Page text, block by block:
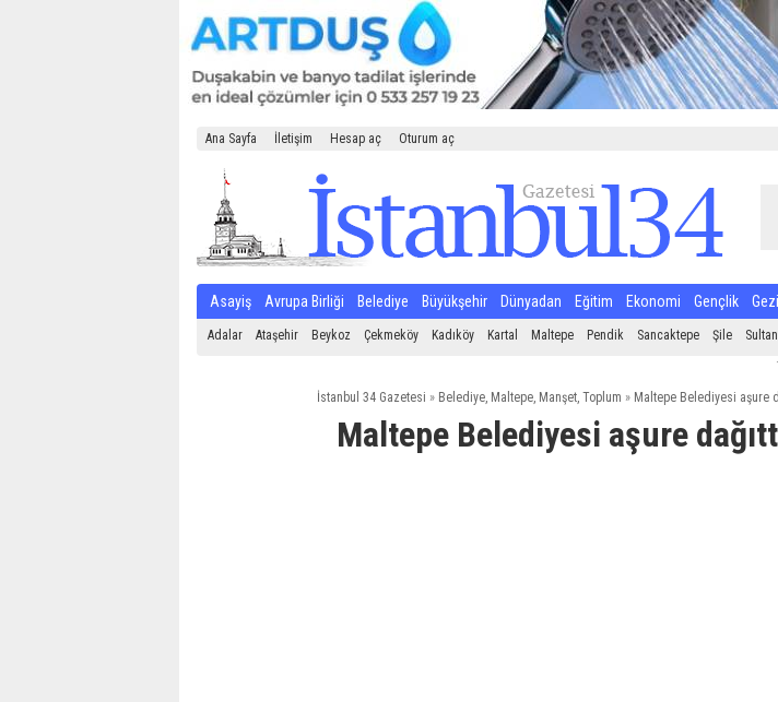
Ana Sayfa İletişim Hesap aç Oturum aç
Asayiş Avrupa Birliği Belediye Büyükşehir Dünyadan Eğitim Ekonomi Gençlik
Adalar Ataşehir Beykoz Çekmeköy Kadıköy Kartal Maltepe Pendik Sancaktepe Şile
İstanbul 34 Gazetesi » Belediye, Maltepe, Manşet, Toplum » Maltepe Belediyesi aşure
Maltepe Belediyesi aşure